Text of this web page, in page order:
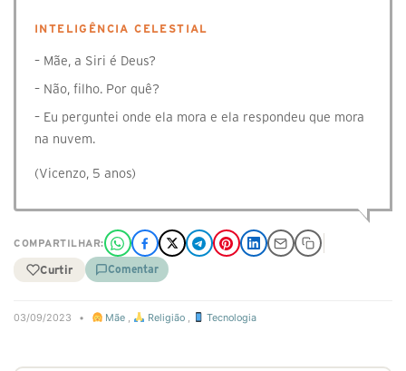
INTELIGÊNCIA CELESTIAL
– Mãe, a Siri é Deus?
– Não, filho. Por quê?
– Eu perguntei onde ela mora e ela respondeu que mora
na nuvem.
(Vicenzo, 5 anos)
COMPARTILHAR:
Curtir Comentar
03/09/2023 • Mãe , Religião, Tecnologia